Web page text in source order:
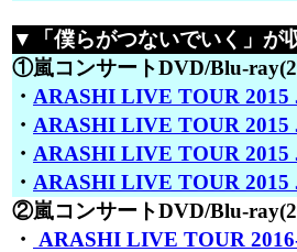
▼「僕らがつないでいく」が
①嵐コンサートDVD/Blu-
・ ARASHI LIVE TOUR 2015
・ ARASHI LIVE TOUR 2015
・ ARASHI LIVE TOUR 2015
・ ARASHI LIVE TOUR 2015
②嵐コンサートDVD/Blu-
・
ARASHI LIVE TOUR